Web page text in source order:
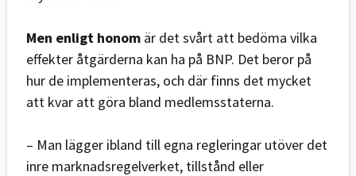
Men enligt honom är det svårt att bedöma vilka
effekter åtgärderna kan ha på BNP. Det beror på
hur de implementeras, och där finns det mycket
att kvar att göra bland medlemsstaterna.
– Man lägger ibland till egna regleringar utöver det
inre marknadsregelverket, tillstånd eller